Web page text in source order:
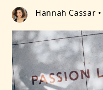
Hannah Cassar •